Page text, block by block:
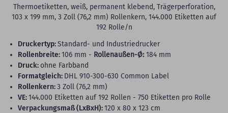
Thermoetiketten, weiß, permanent klebend, Trägerperforation,
103 x 199 mm, 3 Zoll (76,2 mm) Rollenkern, 144.000 Etiketten auf
192 Rolle/n
Druckertyp:Standard- und Industriedrucker
Rollenbreite:106 mm - Rollenaußen-Ø: 184 mm
Druck: ohne Farbband
Formatgleich: DHL 910-300-630 Common Label
Rollenkern:3 Zoll (76,2 mm)
VE:144.000 Etiketten auf 192 Rollen - 750 Etiketten pro Rolle
Verpackungsmaß (LxBxH):120 x 80 x 123 cm